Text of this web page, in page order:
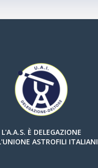
L'A.A.S. È DELEGAZIONE
ASTROFILI ITALIANI